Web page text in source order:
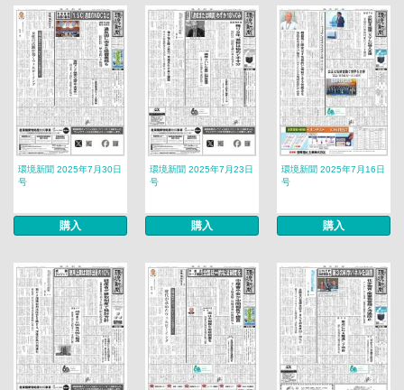
環境新聞 2025年7月30日
号
購入
環境新聞 2025年7月23日
号
購入
環境新聞 2025年7月16日
号
購入